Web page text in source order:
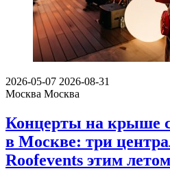
2026-05-07 2026-08-31
Москва Москва
Концерты на крыше
в Москве: три
Roofevents этим летом